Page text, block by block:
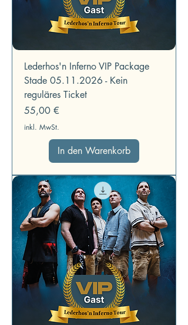
Lederhos'n Inferno VIP Package
Stade 05.11.2026 - Kein
reguläres Ticket
Preis
55,00 €
inkl. MwSt.
In den Warenkorb